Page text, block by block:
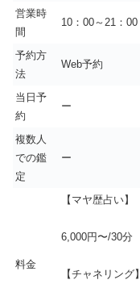
営業時
間
10：00～21：00
予約方
法
Web予約
当日予
約
ー
複数人
での鑑
定
ー
料金
【マヤ歴占い】
6,000円〜/30分
【チャネリング】